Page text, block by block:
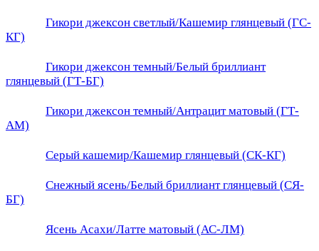
Гикори джексон светлый/Кашемир глянцевый (ГС-
КГ)
Гикори джексон темный/Белый бриллиант
глянцевый (ГТ-БГ)
Гикори джексон темный/Антрацит матовый (ГТ-
АМ)
Серый кашемир/Кашемир глянцевый (СК-КГ)
Снежный ясень/Белый бриллиант глянцевый (СЯ-
БГ)
Ясень Асахи/Латте матовый (АС-ЛМ)